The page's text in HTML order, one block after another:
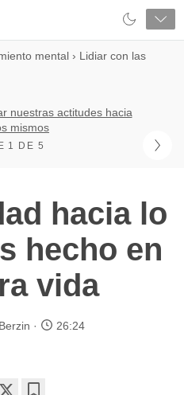
mental › Lidiar con las
nuestras actitudes hacia
mismos
1 DE 5
hacia lo
hecho en
vida
26:24